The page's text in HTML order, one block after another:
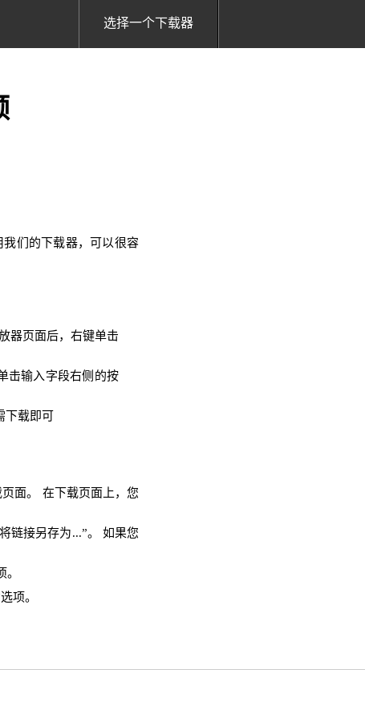
选择一个下载器
我们的下载器，可以很容
器页面后，右键单击
击输入字段右侧的按
下载即可
面。 在下载页面上，您
链接另存为...”。 如果您
项。